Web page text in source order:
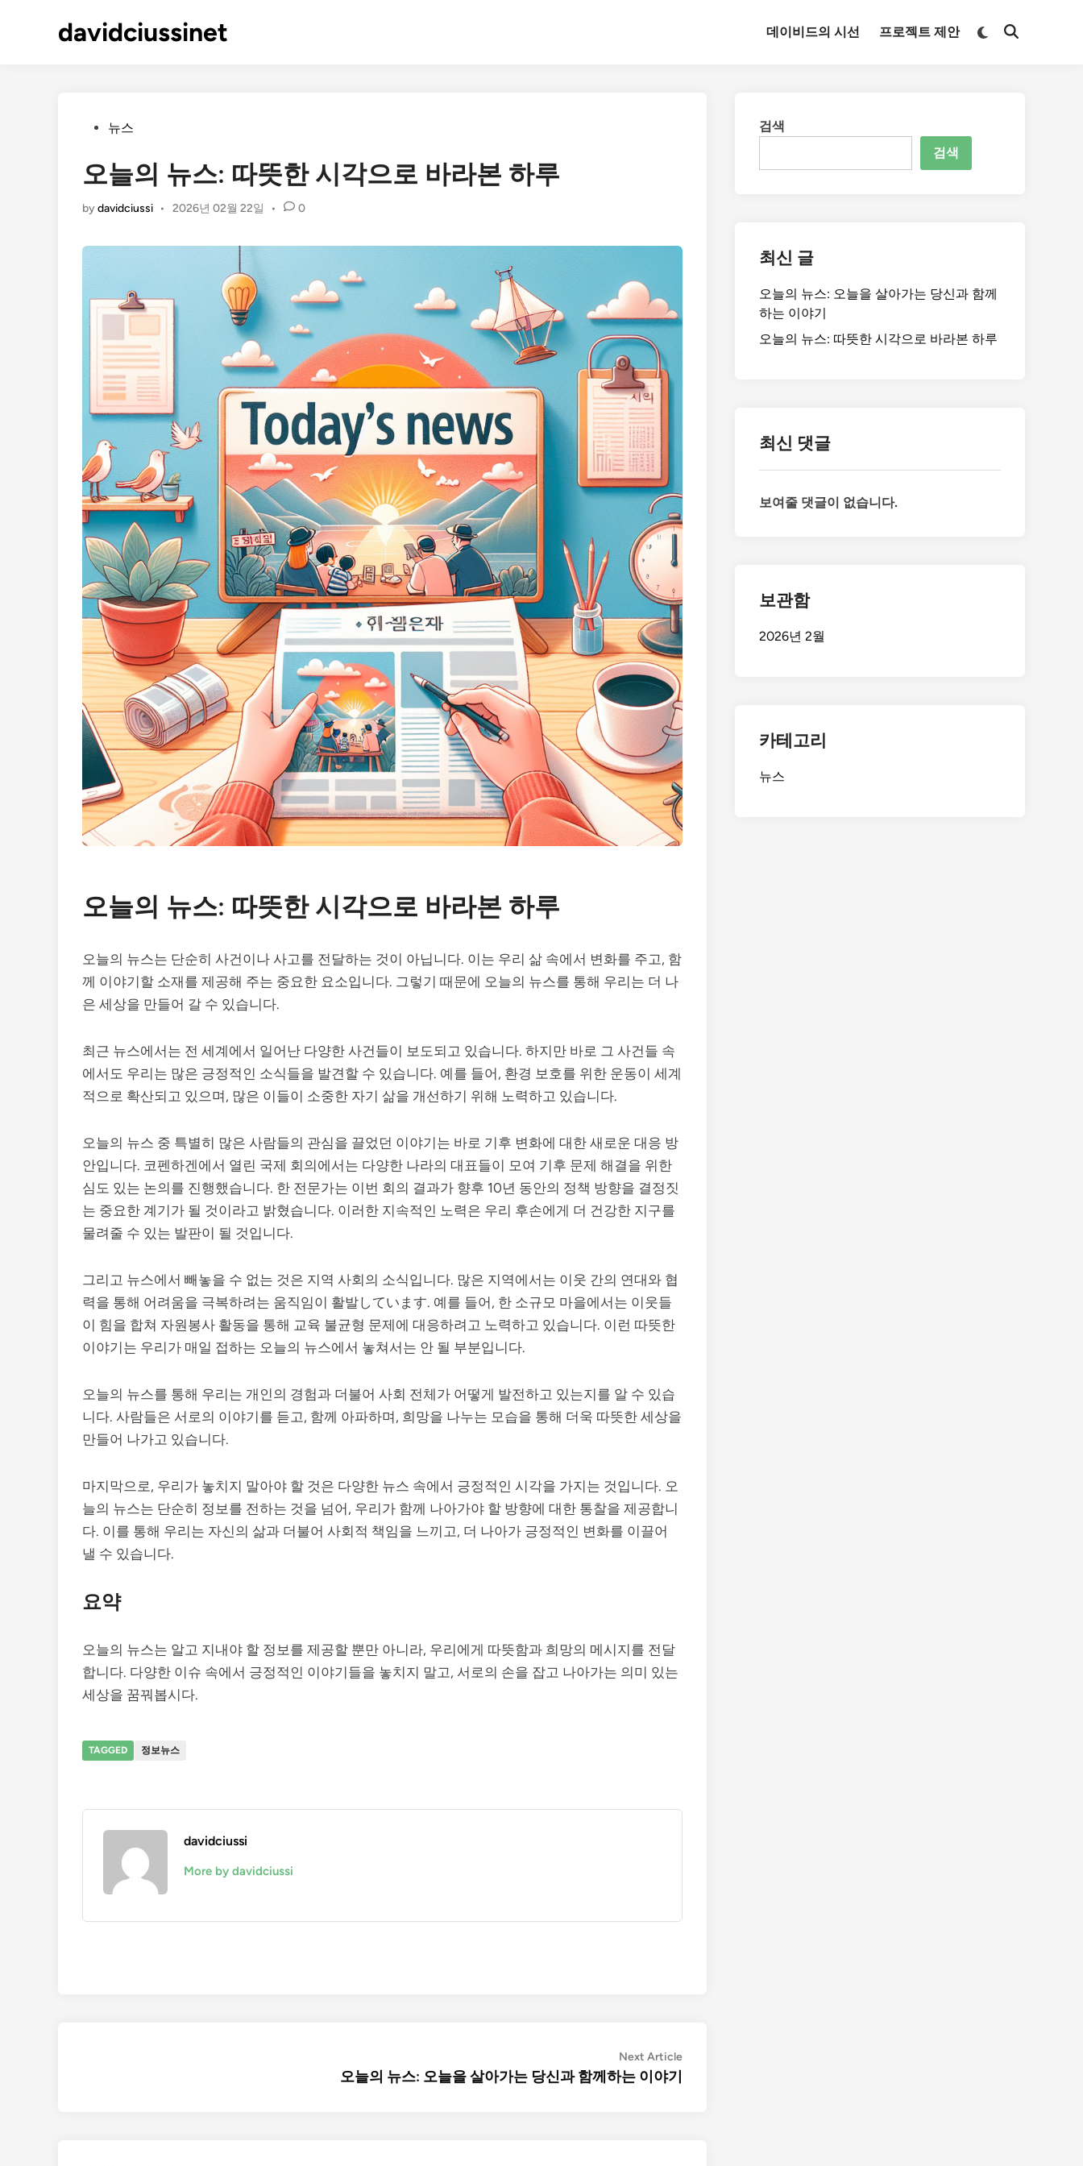
davidciussinet 데이비드의 시선 프로젝트 제안
Switch
Open
Posted뉴스
오늘의 뉴스: 따뜻한 시각으로 바라본 하루
bydavidciussi • 2026년 02월 22일 • 0
오늘의 뉴스: 따뜻한 시각으로 바라본 하루
오늘의 뉴스는 단순히 사건이나 사고를 전달하는 것이 아닙니다. 이는 우리 삶 속에서 변화를 주고, 함
께 이야기할 소재를 제공해 주는 중요한 요소입니다. 그렇기 때문에 오늘의 뉴스를 통해 우리는 더 나
은 세상을 만들어 갈 수 있습니다.
최근 뉴스에서는 전 세계에서 일어난 다양한 사건들이 보도되고 있습니다. 하지만 바로 그 사건들 속
에서도 우리는 많은 긍정적인 소식들을 발견할 수 있습니다. 예를 들어, 환경 보호를 위한 운동이 세계
적으로 확산되고 있으며, 많은 이들이 소중한 자기 삶을 개선하기 위해 노력하고 있습니다.
오늘의 뉴스 중 특별히 많은 사람들의 관심을 끌었던 이야기는 바로 기후 변화에 대한 새로운 대응 방
안입니다. 코펜하겐에서 열린 국제 회의에서는 다양한 나라의 대표들이 모여 기후 문제 해결을 위한
심도 있는 논의를 진행했습니다. 한 전문가는 이번 회의 결과가 향후 10년 동안의 정책 방향을 결정짓
는 중요한 계기가 될 것이라고 밝혔습니다. 이러한 지속적인 노력은 우리 후손에게 더 건강한 지구를
물려줄 수 있는 발판이 될 것입니다.
그리고 뉴스에서 빼놓을 수 없는 것은 지역 사회의 소식입니다. 많은 지역에서는 이웃 간의 연대와 협
력을 통해 어려움을 극복하려는 움직임이 활발しています. 예를 들어, 한 소규모 마을에서는 이웃들
이 힘을 합쳐 자원봉사 활동을 통해 교육 불균형 문제에 대응하려고 노력하고 있습니다. 이런 따뜻한
이야기는 우리가 매일 접하는 오늘의 뉴스에서 놓쳐서는 안 될 부분입니다.
오늘의 뉴스를 통해 우리는 개인의 경험과 더불어 사회 전체가 어떻게 발전하고 있는지를 알 수 있습
니다. 사람들은 서로의 이야기를 듣고, 함께 아파하며, 희망을 나누는 모습을 통해 더욱 따뜻한 세상을
만들어 나가고 있습니다.
마지막으로, 우리가 놓치지 말아야 할 것은 다양한 뉴스 속에서 긍정적인 시각을 가지는 것입니다. 오
늘의 뉴스는 단순히 정보를 전하는 것을 넘어, 우리가 함께 나아가야 할 방향에 대한 통찰을 제공합니
다. 이를 통해 우리는 자신의 삶과 더불어 사회적 책임을 느끼고, 더 나아가 긍정적인 변화를 이끌어
낼 수 있습니다.
요약
오늘의 뉴스는 알고 지내야 할 정보를 제공할 뿐만 아니라, 우리에게 따뜻함과 희망의 메시지를 전달
합니다. 다양한 이슈 속에서 긍정적인 이야기들을 놓치지 말고, 서로의 손을 잡고 나아가는 의미 있는
세상을 꿈꿔봅시다.
TAGGED 정보뉴스
davidciussi
More by davidciussi
Next ArticleNext
오늘의 뉴스: 오늘을 살아가는 당신과 함께하는 이야기
검색
검색
최신 글
오늘의 뉴스: 오늘을 살아가는 당신과 함께
하는 이야기
오늘의 뉴스: 따뜻한 시각으로 바라본 하루
최신 댓글
보여줄 댓글이 없습니다.
보관함
2026년 2월
카테고리
뉴스